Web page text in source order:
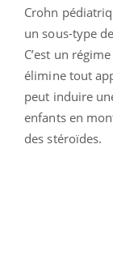
Crohn
un sous-type
C’est un
élimine tout
peut induire
enfants en
des stéroïdes.